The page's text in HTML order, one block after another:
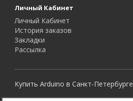
Личный Кабинет
Личный Кабинет
История заказов
Закладки
Рассылка
Купить Arduino в Санкт-Петербурге
Все права защищены.